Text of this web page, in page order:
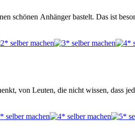
schönen Anhänger bastelt. Das ist
von Leuten, die nicht wissen, dass